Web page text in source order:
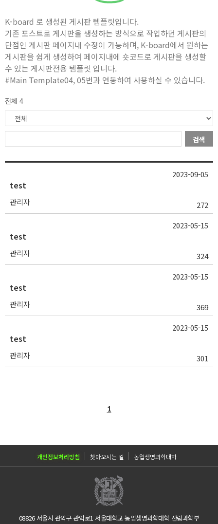
K-board 로 생성된 게시판 템플릿입니다.
기존 포스트로 게시판을 생성하는 방식으로 작업하던 게시판의
단점인 게시판 페이지내 수정이 가능하며, K-board에서 원하는
게시판을 쉽게 생성하여 페이지내에 숏코드로 게시판을 생성할
수 있는 게시판전용 템플릿 입니다.
#Main Template04, 05번과 연동하여 사용하실 수 있습니다.
전체 4
검색
test
관리자 272
2023-09-05
test
관리자 324
2023-05-15
test
관리자 369
2023-05-15
test
관리자 301
2023-05-15
1
개인정보처리방침 찾아오시는 길 농업생명과학대학
08826 서울시 관악구 관악로1 서울대학교 농업생명과학대학 산림과학부